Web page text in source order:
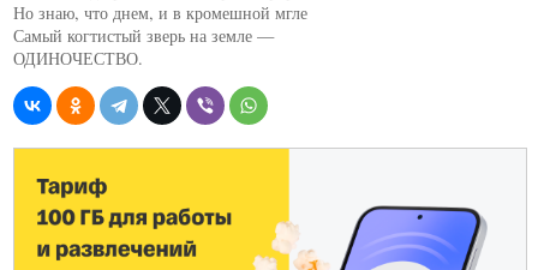
Но знаю, что днем, и в кромешной мгле
Самый когтистый зверь на земле —
ОДИНОЧЕСТВО.